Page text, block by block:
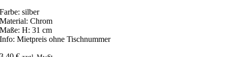
Farbe: silber
Material: Chrom
Maße: H: 31 cm
Info: Mietpreis ohne Tischnummer